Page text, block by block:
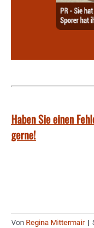
Haben Sie einen
gerne!
Von Regina Mittermair |